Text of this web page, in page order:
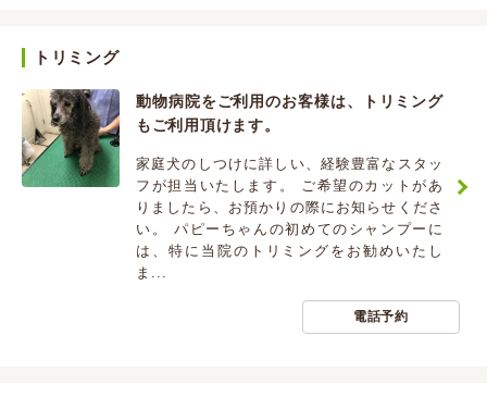
トリミング
動物病院をご利用のお客様は、トリミング
もご利用頂けます。
家庭犬のしつけに詳しい、経験豊富なスタッ
フが担当いたします。 ご希望のカットがあ
りましたら、お預かりの際にお知らせくださ
い。 パピーちゃんの初めてのシャンプーに
は、特に当院のトリミングをお勧めいたし
ま...
電話予約